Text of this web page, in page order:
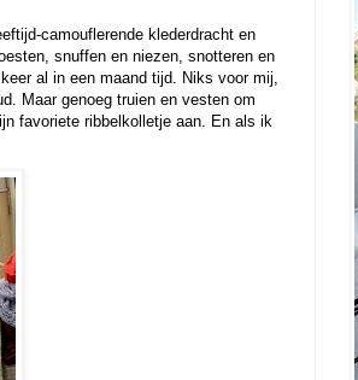
camouflerende klederdracht en
snuffen en niezen, snotteren en
al in een maand tijd. Niks voor mij,
Maar genoeg truien en vesten om
favoriete ribbelkolletje aan. En als ik